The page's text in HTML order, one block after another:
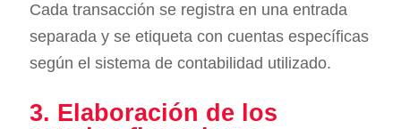
Cada transacción se registra en una entrada
separada y se etiqueta con cuentas específicas
según el sistema de contabilidad utilizado.
3. Elaboración de los